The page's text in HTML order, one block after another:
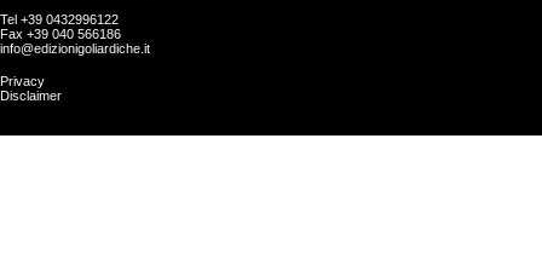
Tel +39 0432996122
Fax +39 040 566186
info@edizionigoliardiche.it
Privacy
Disclaimer